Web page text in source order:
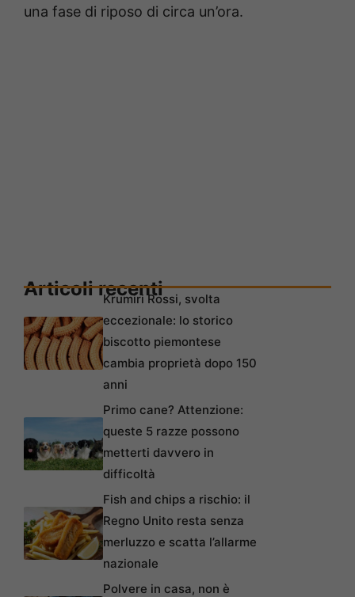
una fase di riposo di circa un’ora.
Articoli recentiKrumiri Rossi, svolta
eccezionale: lo storico
biscotto piemontese
cambia proprietà dopo 150
anni
Primo cane? Attenzione:
queste 5 razze possono
metterti davvero in
difficoltà
Fish and chips a rischio: il
Regno Unito resta senza
merluzzo e scatta l’allarme
nazionale
Polvere in casa, non è